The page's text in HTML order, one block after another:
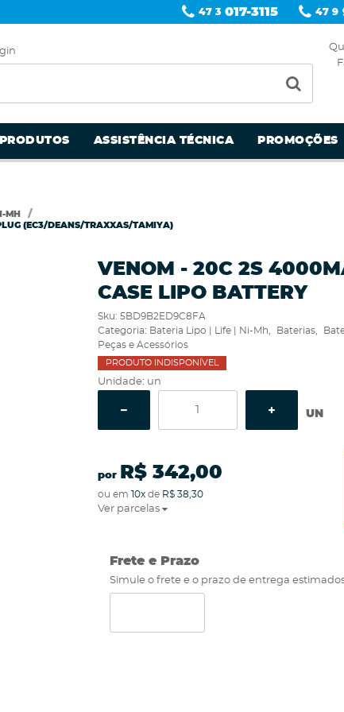
47 3 017-3115 47 9
PRODUTOS ASSISTÊNCIA TÉCNICA PROMOÇÕES
MH
(EC3/DEANS/TRAXXAS/TAMIYA)
VENOM - 20C 2S
CASE LIPO BATTERY
Sku: 5BD9B2ED9C8FA
Categoria: Bateria Lipo | Life | Ni-Mh Baterias
Peças e Acessórios
PRODUTO INDISPONÍVEL
Unidade: un
UN
por R$ 342,00
ou em 10xde R$ 38,30
Ver parcelas
Frete e Prazo
Simule o frete e o prazo de entrega